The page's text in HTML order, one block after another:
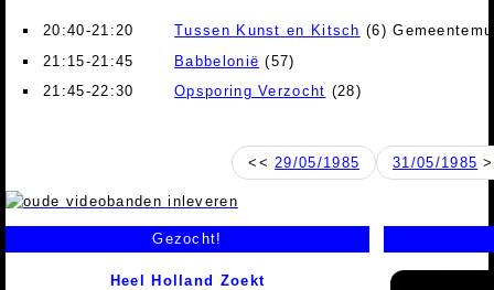
20:40-21:20 Tussen Kunst en Kitsch (6)
21:15-21:45
Babbelonië (57)
21:45-22:30
Opsporing Verzocht (28)
<< 29/05/1985 31/05/1985
Gezocht!
Heel Holland Zoekt